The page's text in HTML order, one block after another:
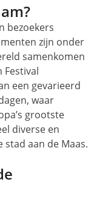
bezoekers
zijn onder
samenkomen
Festival
een gevarieerd
waar
grootste
diverse en
aan de Maas.